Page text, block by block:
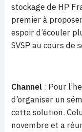
stockage de HP
premier à
espoir d’écouler
SVSP au cours de
Channel : Pour
d’organiser un
cette solution.
novembre et a